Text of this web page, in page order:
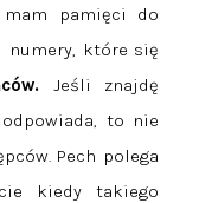
mam pamięci do
numery, które się
Jeśli znajdę
to nie
Pech polega
kiedy takiego